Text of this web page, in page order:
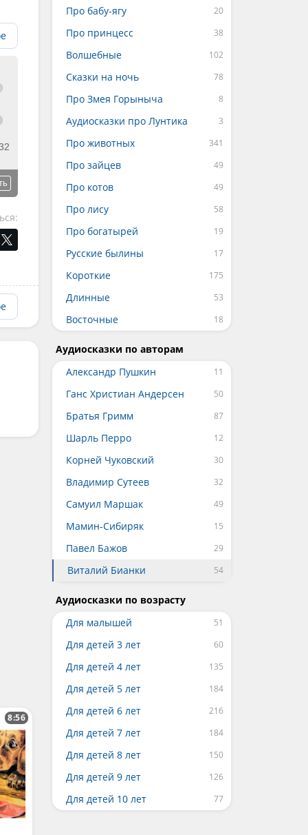
8:56
Про бабу-ягу
Про принцесс
Волшебные
Сказки на ночь
Про Змея Горыныча
Аудиосказки про Лунтика
Про животных
Про зайцев
Про котов
Про лису
Про богатырей
Русские былины
Короткие
Длинные
Восточные
Аудиосказки по авторам
Александр Пушкин
Ганс Христиан Андерсен
Братья Гримм
Шарль Перро
Корней Чуковский
Владимир Сутеев
Самуил Маршак
Мамин-Сибиряк
Павел Бажов
Виталий Бианки
Аудиосказки по возрасту
Для малышей
Для детей 3 лет
Для детей 4 лет
Для детей 5 лет
Для детей 6 лет
Для детей 7 лет
Для детей 8 лет
Для детей 9 лет
Для детей 10 лет